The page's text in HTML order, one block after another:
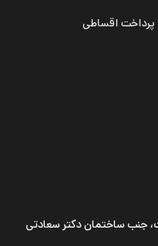
پرداخت اقساطی
جنب ساختمان دکتر سعادتی